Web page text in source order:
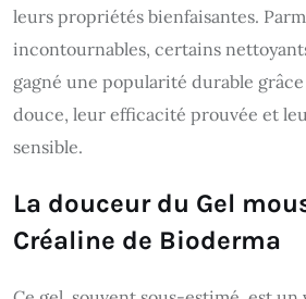
leurs propriétés bienfaisantes.
incontournables, certains
gagné une popularité durable
douce, leur efficacité prouvée et
sensible.
La douceur du Gel
Créaline de Bioderma